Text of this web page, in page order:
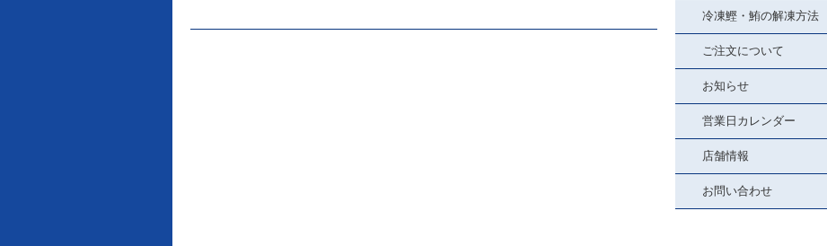
冷凍鰹・鮪の解凍方法
ご注文について
お知らせ
営業日カレンダー
店舗情報
お問い合わせ